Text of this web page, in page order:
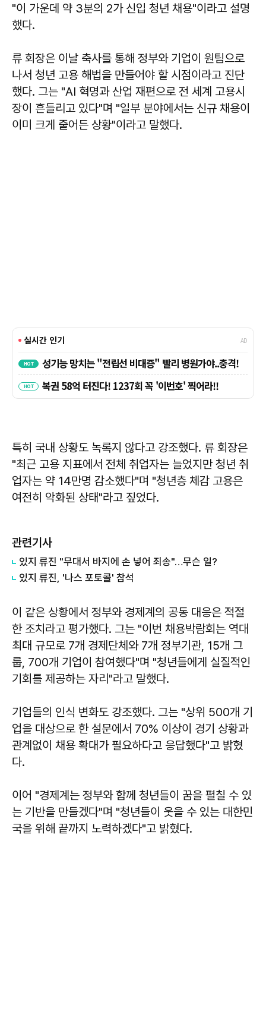
"이 가운데 약 3분의 2가 신입 청년 채용"이라고 설명
했다.
류 회장은 이날 축사를 통해 정부와 기업이 원팀으로
나서 청년 고용 해법을 만들어야 할 시점이라고 진단
했다. 그는 "AI 혁명과 산업 재편으로 전 세계 고용시
장이 흔들리고 있다"며 "일부 분야에서는 신규 채용이
이미 크게 줄어든 상황"이라고 말했다.
특히 국내 상황도 녹록지 않다고 강조했다. 류 회장은
"최근 고용 지표에서 전체 취업자는 늘었지만 청년 취
업자는 약 14만명 감소했다"며 "청년층 체감 고용은
여전히 악화된 상태"라고 짚었다.
관련기사
있지 류진 "무대서 바지에 손 넣어 죄송"…무슨 일?
있지 류진, '나스 포토콜' 참석
이 같은 상황에서 정부와 경제계의 공동 대응은 적절
한 조치라고 평가했다. 그는 "이번 채용박람회는 역대
최대 규모로 7개 경제단체와 7개 정부기관, 15개 그
룹, 700개 기업이 참여했다"며 "청년들에게 실질적인
기회를 제공하는 자리"라고 말했다.
기업들의 인식 변화도 강조했다. 그는 "상위 500개 기
업을 대상으로 한 설문에서 70% 이상이 경기 상황과
관계없이 채용 확대가 필요하다고 응답했다"고 밝혔
다.
이어 "경제계는 정부와 함께 청년들이 꿈을 펼칠 수 있
는 기반을 만들겠다"며 "청년들이 웃을 수 있는 대한민
국을 위해 끝까지 노력하겠다"고 밝혔다.